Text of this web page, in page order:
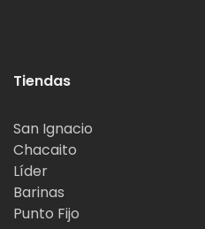
Tiendas
San Ignacio
Chacaito
Líder
Barinas
Punto Fijo